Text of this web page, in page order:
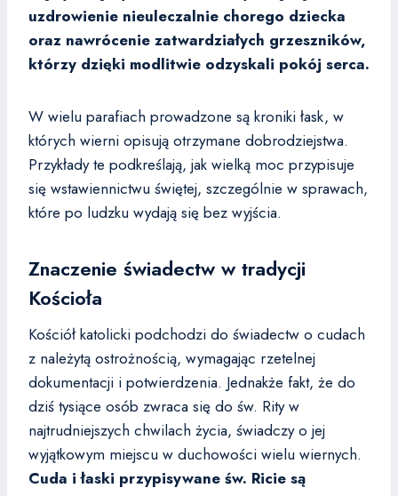
uzdrowienie nieuleczalnie chorego dziecka
oraz nawrócenie zatwardziałych grzeszników,
którzy dzięki modlitwie odzyskali pokój serca.
W wielu parafiach prowadzone są kroniki łask, w
których wierni opisują otrzymane dobrodziejstwa.
Przykłady te podkreślają, jak wielką moc przypisuje
się wstawiennictwu świętej, szczególnie w sprawach,
które po ludzku wydają się bez wyjścia.
Znaczenie świadectw w tradycji
Kościoła
Kościół katolicki podchodzi do świadectw o cudach
z należytą ostrożnością, wymagając rzetelnej
dokumentacji i potwierdzenia. Jednakże fakt, że do
dziś tysiące osób zwraca się do św. Rity w
najtrudniejszych chwilach życia, świadczy o jej
wyjątkowym miejscu w duchowości wielu wiernych.
Cuda i łaski przypisywane św. Ricie są